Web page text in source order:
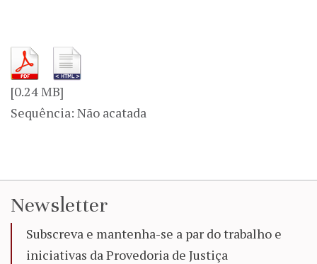
[0.24 MB]
Sequência: Não acatada
Newsletter
Subscreva e mantenha-se a par do trabalho e
iniciativas da Provedoria de Justiça